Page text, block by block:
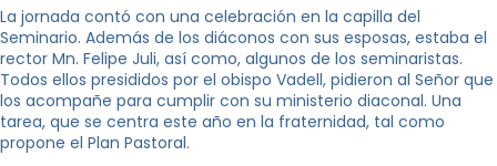
La jornada contó con una celebración en la capilla del
Seminario. Además de los diáconos con sus esposas, estaba el
rector Mn. Felipe Juli, así como, algunos de los seminaristas.
Todos ellos presididos por el obispo Vadell, pidieron al Señor que
los acompañe para cumplir con su ministerio diaconal. Una
tarea, que se centra este año en la fraternidad, tal como
propone el Plan Pastoral.